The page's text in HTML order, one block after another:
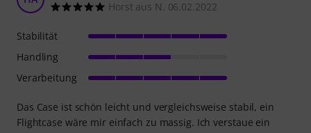
Horst aus N. 06.02.2022
Das Case ist schön leicht und vergleichsweise stabil, ein
Flightcase wäre mir einfach zu massig. Ich verstaue ein
Stabilität
Handling
Verarbeitung